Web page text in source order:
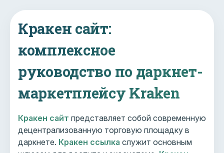
Кракен сайт:
комплексное
руководство по даркнет-
маркетплейсу Kraken
Кракен сайт представляет собой современную
децентрализованную торговую площадку в
даркнете. Кракен ссылка служит основным